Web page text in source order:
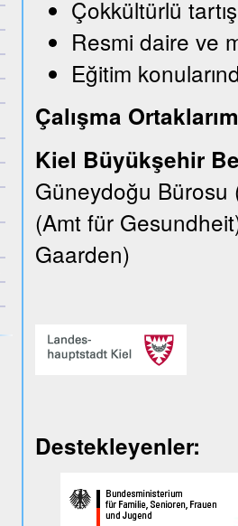
Çokkültürlü
Resmi daire ve
Eğitim
Çalışma
Kiel Büyükşehir
Güneydoğu Bürosu
(Amt für
Gaarden)
Destekleyenler: